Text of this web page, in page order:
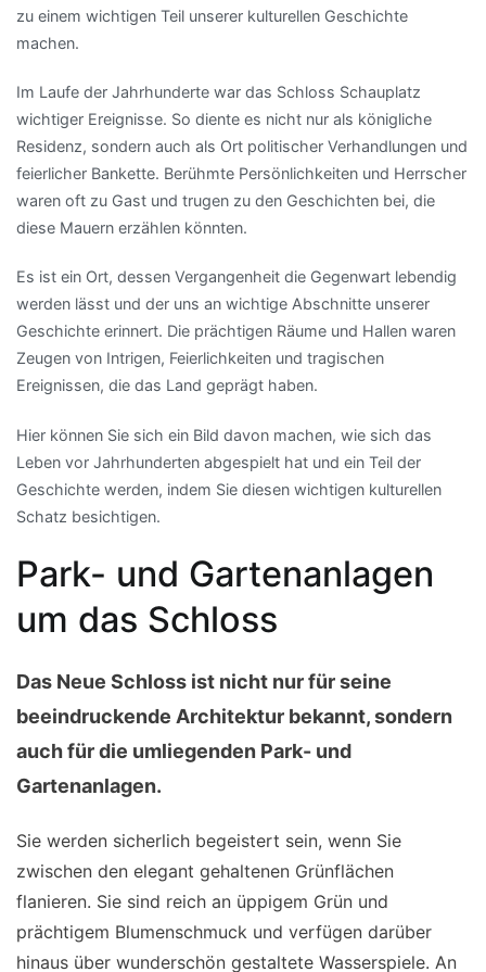
zu einem wichtigen Teil unserer kulturellen Geschichte
machen.
Im Laufe der Jahrhunderte war das Schloss Schauplatz
wichtiger Ereignisse. So diente es nicht nur als königliche
Residenz, sondern auch als Ort politischer Verhandlungen und
feierlicher Bankette. Berühmte Persönlichkeiten und Herrscher
waren oft zu Gast und trugen zu den Geschichten bei, die
diese Mauern erzählen könnten.
Es ist ein Ort, dessen Vergangenheit die Gegenwart lebendig
werden lässt und der uns an wichtige Abschnitte unserer
Geschichte erinnert. Die prächtigen Räume und Hallen waren
Zeugen von Intrigen, Feierlichkeiten und tragischen
Ereignissen, die das Land geprägt haben.
Hier können Sie sich ein Bild davon machen, wie sich das
Leben vor Jahrhunderten abgespielt hat und ein Teil der
Geschichte werden, indem Sie diesen wichtigen kulturellen
Schatz besichtigen.
Park- und Gartenanlagen
um das Schloss
Das Neue Schloss ist nicht nur für seine
beeindruckende Architektur bekannt, sondern
auch für die umliegenden Park- und
Gartenanlagen.
Sie werden sicherlich begeistert sein, wenn Sie
zwischen den elegant gehaltenen Grünflächen
flanieren. Sie sind reich an üppigem Grün und
prächtigem Blumenschmuck und verfügen darüber
hinaus über wunderschön gestaltete Wasserspiele. An